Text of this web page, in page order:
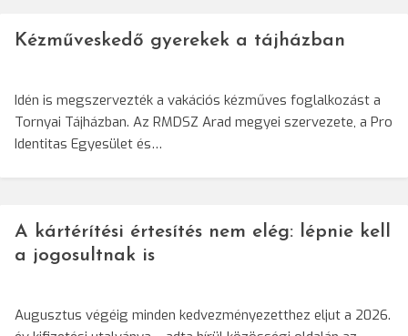
Kézműveskedő gyerekek a tájházban
Idén is megszervezték a vakációs kézműves foglalkozást a
Tornyai Tájházban. Az RMDSZ Arad megyei szervezete, a Pro
Identitas Egyesület és…
A kártérítési értesítés nem elég: lépnie kell
a jogosultnak is
Augusztus végéig minden kedvezményezetthez eljut a 2026.